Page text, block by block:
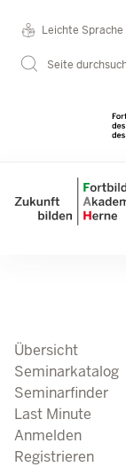
Leichte Sprache
Seite
Übersicht
Seminarkatalog
Seminarfinder
Last Minute
Anmelden
Registrieren